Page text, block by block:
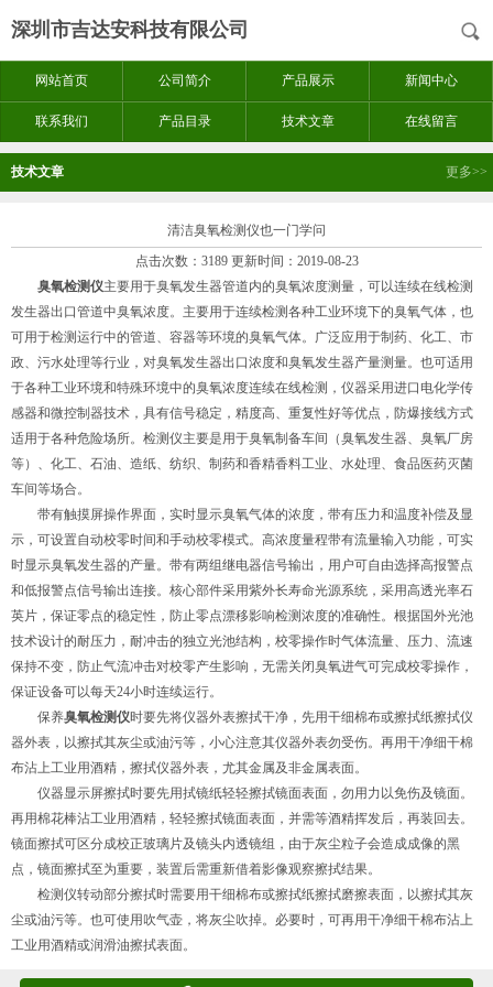
深圳市吉达安科技有限公司
网站首页 公司简介 产品展示 新闻中心
联系我们 产品目录 技术文章 在线留言
技术文章 更多>>
清洁臭氧检测仪也一门学问
点击次数：3189 更新时间：2019-08-23
臭氧检测仪主要用于臭氧发生器管道内的臭氧浓度测量，可以连续在线检测
发生器出口管道中臭氧浓度。主要用于连续检测各种工业环境下的臭氧气体，也
可用于检测运行中的管道、容器等环境的臭氧气体。广泛应用于制药、化工、市
政、污水处理等行业，对臭氧发生器出口浓度和臭氧发生器产量测量。也可适用
于各种工业环境和特殊环境中的臭氧浓度连续在线检测，仪器采用进口电化学传
感器和微控制器技术，具有信号稳定，精度高、重复性好等优点，防爆接线方式
适用于各种危险场所。检测仪主要是用于臭氧制备车间（臭氧发生器、臭氧厂房
等）、化工、石油、造纸、纺织、制药和香精香料工业、水处理、食品医药灭菌
车间等场合。
带有触摸屏操作界面，实时显示臭氧气体的浓度，带有压力和温度补偿及显
示，可设置自动校零时间和手动校零模式。高浓度量程带有流量输入功能，可实
时显示臭氧发生器的产量。带有两组继电器信号输出，用户可自由选择高报警点
和低报警点信号输出连接。核心部件采用紫外长寿命光源系统，采用高透光率石
英片，保证零点的稳定性，防止零点漂移影响检测浓度的准确性。根据国外光池
技术设计的耐压力，耐冲击的独立光池结构，校零操作时气体流量、压力、流速
保持不变，防止气流冲击对校零产生影响，无需关闭臭氧进气可完成校零操作，
保证设备可以每天24小时连续运行。
保养臭氧检测仪时要先将仪器外表擦拭干净，先用干细棉布或擦拭纸擦拭仪
器外表，以擦拭其灰尘或油污等，小心注意其仪器外表勿受伤。再用干净细干棉
布沾上工业用酒精，擦拭仪器外表，尤其金属及非金属表面。
仪器显示屏擦拭时要先用拭镜纸轻轻擦拭镜面表面，勿用力以免伤及镜面。
再用棉花棒沾工业用酒精，轻轻擦拭镜面表面，并需等酒精挥发后，再装回去。
镜面擦拭可区分成校正玻璃片及镜头内透镜组，由于灰尘粒子会造成成像的黑
点，镜面擦拭至为重要，装置后需重新借着影像观察擦拭结果。
检测仪转动部分擦拭时需要用干细棉布或擦拭纸擦拭磨擦表面，以擦拭其灰
尘或油污等。也可使用吹气壶，将灰尘吹掉。必要时，可再用干净细干棉布沾上
工业用酒精或润滑油擦拭表面。